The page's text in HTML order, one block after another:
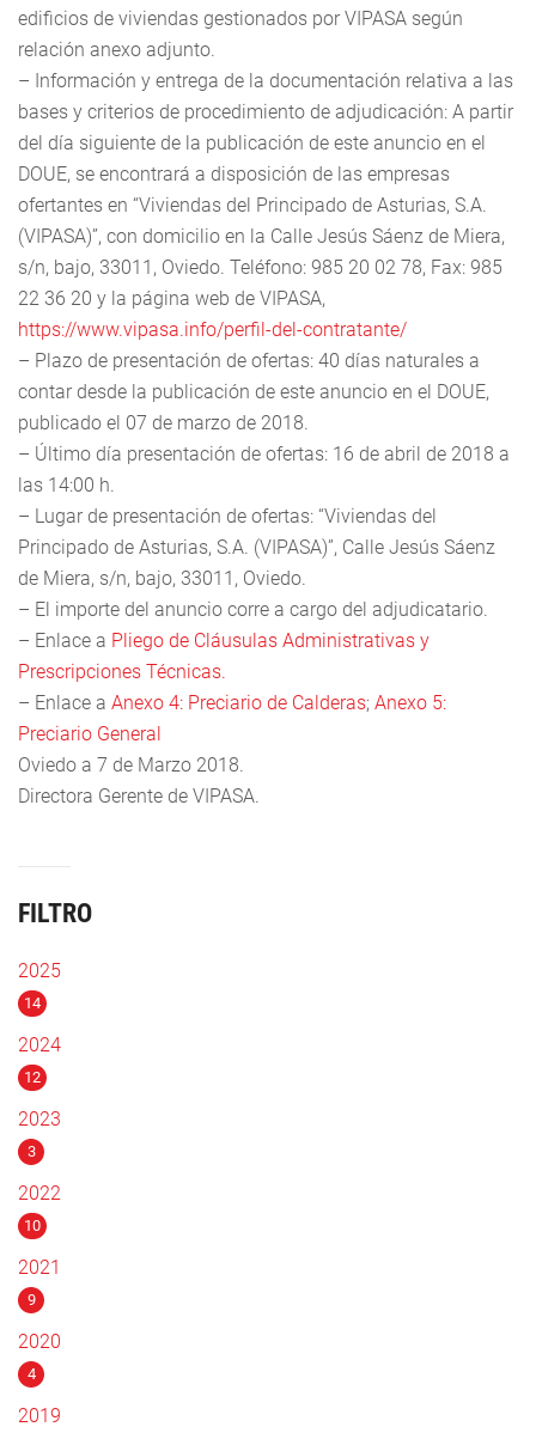
edificios de viviendas gestionados por VIPASA según
relación anexo adjunto.
– Información y entrega de la documentación relativa a las
bases y criterios de procedimiento de adjudicación: A partir
del día siguiente de la publicación de este anuncio en el
DOUE, se encontrará a disposición de las empresas
ofertantes en “Viviendas del Principado de Asturias, S.A.
(VIPASA)”, con domicilio en la Calle Jesús Sáenz de Miera,
s/n, bajo, 33011, Oviedo. Teléfono: 985 20 02 78, Fax: 985
22 36 20 y la página web de VIPASA,
https://www.vipasa.info/perfil-del-contratante/
– Plazo de presentación de ofertas: 40 días naturales a
contar desde la publicación de este anuncio en el DOUE,
publicado el 07 de marzo de 2018.
– Último día presentación de ofertas: 16 de abril de 2018 a
las 14:00 h.
– Lugar de presentación de ofertas: “Viviendas del
Principado de Asturias, S.A. (VIPASA)”, Calle Jesús Sáenz
de Miera, s/n, bajo, 33011, Oviedo.
– El importe del anuncio corre a cargo del adjudicatario.
– Enlace a Pliego de Cláusulas Administrativas y
Prescripciones Técnicas.
– Enlace a Anexo 4: Preciario de Calderas; Anexo 5:
Preciario General
Oviedo a 7 de Marzo 2018.
Directora Gerente de VIPASA.
FILTRO
2025
14
2024
12
2023
3
2022
10
2021
9
2020
4
2019